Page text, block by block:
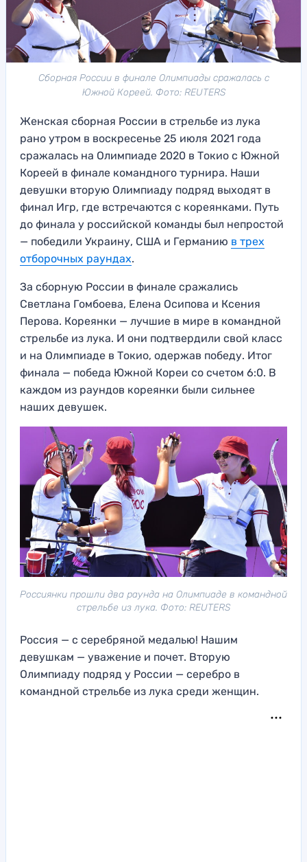
Сборная России в финале Олимпиады сражалась с
Южной Кореей. Фото: REUTERS
Женская сборная России в стрельбе из лука
рано утром в воскресенье 25 июля 2021 года
сражалась на Олимпиаде 2020 в Токио с Южной
Кореей в финале командного турнира. Наши
девушки вторую Олимпиаду подряд выходят в
финал Игр, где встречаются с кореянками. Путь
до финала у российской команды был непростой
— победили Украину, США и Германию в трех
отборочных раундах.
За сборную России в финале сражались
Светлана Гомбоева, Елена Осипова и Ксения
Перова. Кореянки — лучшие в мире в командной
стрельбе из лука. И они подтвердили свой класс
и на Олимпиаде в Токио, одержав победу. Итог
финала — победа Южной Кореи со счетом 6:0. В
каждом из раундов кореянки были сильнее
наших девушек.
Россиянки прошли два раунда на Олимпиаде в командной
стрельбе из лука. Фото: REUTERS
Россия — с серебряной медалью! Нашим
девушкам — уважение и почет. Вторую
Олимпиаду подряд у России — серебро в
командной стрельбе из лука среди женщин.